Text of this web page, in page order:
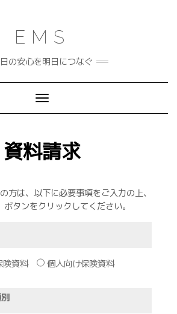
EMS
の安心を明日につなぐ
Toggle Navigation
資料請求
方は、以下に必要事項をご入力の上、
ボタンをクリックしてください。
険資料 個人向け保険資料